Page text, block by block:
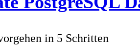
in 5 Schritten